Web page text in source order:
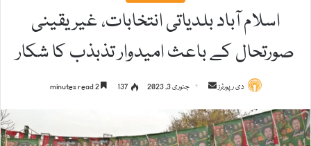
اسلام آباد بلدیاتی انتخابات، غیریقینی
صورتحال کے باعث امیدوار تذبذب کا شکار
دی رپورٹرز
n
d
جنوری 3, 2023 137
2 minutes read